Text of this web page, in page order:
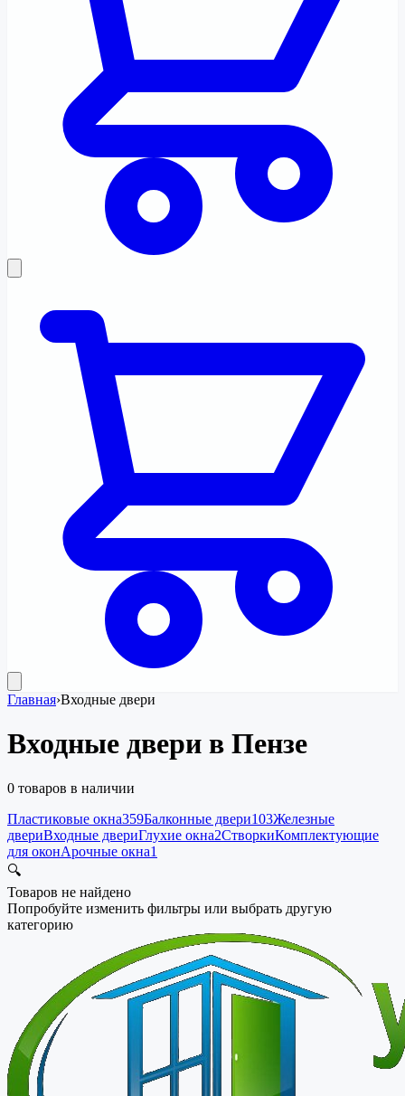
Главная›Входные двери
Входные двери в Пензе
0 товаров в наличии
Пластиковые окна359Балконные двери103Железные
двериВходные двериГлухие окна2СтворкиКомплектующие
для оконАрочные окна1
🔍
Товаров не найдено
Попробуйте изменить фильтры или выбрать другую
категорию